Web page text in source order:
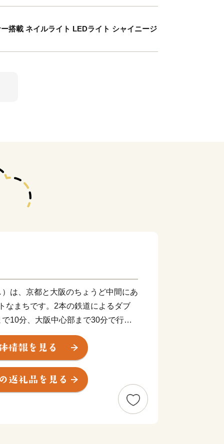
搭載 ネイルライト LEDライト シャイニージ
は、京都と大阪のちょうど中間にあ
なまちです。2本の鉄道によるダブ
10分、大阪中心部まで30分で行く
買い物にとっても便利！ 多くの子育
ちです。
じめとする豊かな自然が残り、田園
囲気も人気の理由。「長岡京の都」
また、戦国一の知将「明智光秀」が
勝龍寺城の合戦」で、最期の夜を過ご